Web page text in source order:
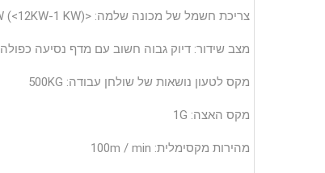
מהירות מקסימלית: 100m / min
מקס האצה: 1G
מקס לטעון נושאות של שולחן עבודה: 500KG
מצב שידור: דיוק גבוה חשוב עם מדף נסיעה כפולה
צריכת חשמל של מכונה שלמה: <15KW (<12KW-1 KW)